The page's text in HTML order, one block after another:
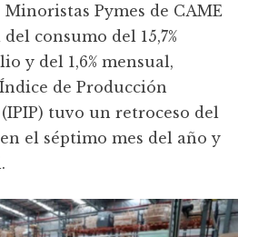
Pymes de CAME
consumo del 15,7%
y del 1,6% mensual,
de Producción
tuvo un retroceso del
en el séptimo mes del año y